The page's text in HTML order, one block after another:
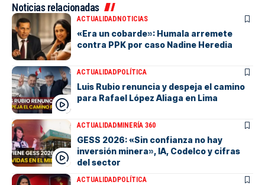
Noticias relacionadas
ACTUALIDADNOTICIAS
«Era un cobarde»: Humala arremete
contra PPK por caso Nadine Heredia
ACTUALIDADPOLÍTICA
Luis Rubio renuncia y despeja el camino
para Rafael López Aliaga en Lima
ACTUALIDADMINERÍA 360
GESS 2026: «Sin confianza no hay
inversión minera», IA, Codelco y cifras
del sector
ACTUALIDADPOLÍTICA